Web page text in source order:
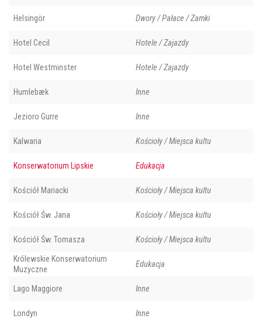
Helsingör Dwory / Pałace / Zamki
Hotel Cecil Hotele / Zajazdy
Hotel Westminster Hotele / Zajazdy
Humlebæk Inne
Jezioro Gurre Inne
Kalwaria Kościoły / Miejsca kultu
Konserwatorium Lipskie Edukacja
Kościół Mariacki Kościoły / Miejsca kultu
Kościół Św. Jana Kościoły / Miejsca kultu
Kościół Św. Tomasza Kościoły / Miejsca kultu
Królewskie Konserwatorium
Muzyczne
Edukacja
Lago Maggiore Inne
Londyn Inne